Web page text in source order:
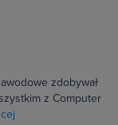
zdobywał
z Computer